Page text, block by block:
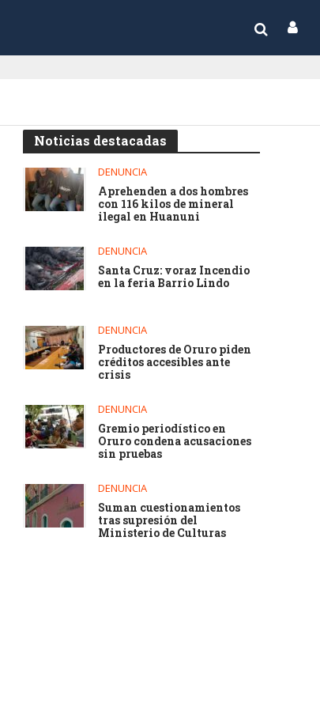
Noticias destacadas
DENUNCIA
Aprehenden a dos hombres
con 116 kilos de mineral
ilegal en Huanuni
DENUNCIA
Santa Cruz: voraz Incendio
en la feria Barrio Lindo
DENUNCIA
Productores de Oruro piden
créditos accesibles ante
crisis
DENUNCIA
Gremio periodístico en
Oruro condena acusaciones
sin pruebas
DENUNCIA
Suman cuestionamientos
tras supresión del
Ministerio de Culturas